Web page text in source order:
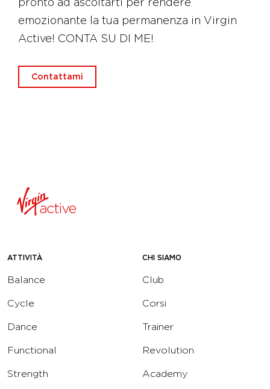
emozionante la tua permanenza in Virgin
Active! CONTA SU DI ME!
Contattami
ATTIVITÀ
Balance
Cycle
Dance
Functional
Strength
CHI SIAMO
Club
Corsi
Trainer
Revolution
Academy